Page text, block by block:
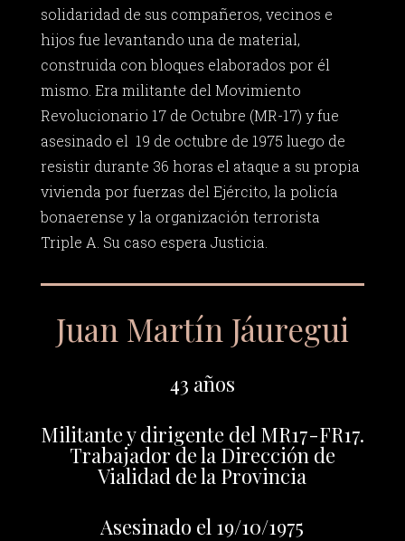
solidaridad de sus compañeros, vecinos e
hijos fue levantando una de material,
construida con bloques elaborados por él
mismo. Era militante del Movimiento
Revolucionario 17 de Octubre (MR-17) y fue
asesinado el 19 de octubre de 1975 luego de
resistir durante 36 horas el ataque a su propia
vivienda por fuerzas del Ejército, la policía
bonaerense y la organización terrorista
Triple A. Su caso espera Justicia.
Juan Martín Jáuregui
43 años
Militante y dirigente del MR17-FR17.
Trabajador de la Dirección de
Vialidad de la Provincia
Asesinado el 19/10/1975